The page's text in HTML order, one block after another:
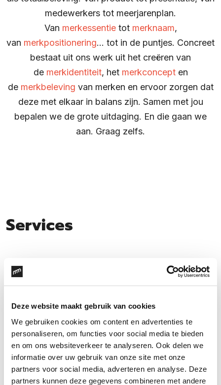
Deze website maakt gebruik van cookies
We gebruiken cookies om content en advertenties te
personaliseren, om functies voor social media te bieden
en om ons websiteverkeer te analyseren. Ook delen we
informatie over uw gebruik van onze site met onze
partners voor social media, adverteren en analyse. Deze
partners kunnen deze gegevens combineren met andere
medewerkers tot meerjarenplan.
Van merkessentietot merknaam,
van merkpositionering… tot in de puntjes. Concreet
bestaat uit ons werk uit het creëren van
de merkidentiteit, het merkconcepten
de merkbeleving van merken en ervoor zorgen dat
deze met elkaar in balans zijn. Samen met jou
bepalen we de grote uitdaging. En die gaan we
aan. Graag zelfs.
Services
Leg de basis van
álles dat je doet
Merkconcept
Vind jouw unieke
stem en energie